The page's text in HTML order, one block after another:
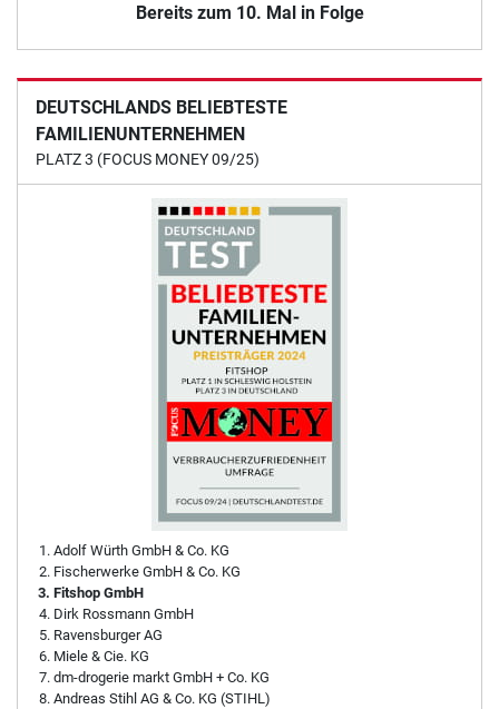
Bereits zum 10. Mal in Folge
DEUTSCHLANDS BELIEBTESTE
FAMILIENUNTERNEHMEN
PLATZ 3 (FOCUS MONEY 09/25)
Adolf Würth GmbH & Co. KG
Fischerwerke GmbH & Co. KG
Fitshop GmbH
Dirk Rossmann GmbH
Ravensburger AG
Miele & Cie. KG
dm-drogerie markt GmbH + Co. KG
Andreas Stihl AG & Co. KG (STIHL)